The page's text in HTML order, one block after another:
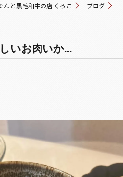
んと黒毛和牛の店 くろこ ブログ
いお肉いか...